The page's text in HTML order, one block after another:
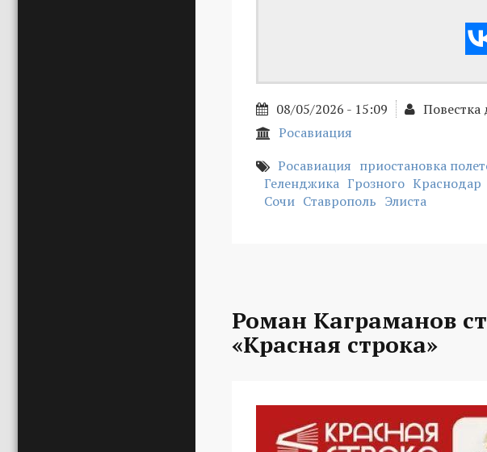
08/05/2026 - 15:09 Повестка
Росавиация
Росавиация приостановка
Геленджика Грозного Краснодар
Сочи Ставрополь Элиста
Роман Каграманов
«Красная строка»